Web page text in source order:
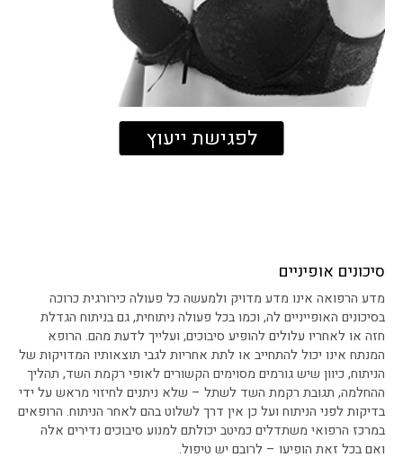
לפגישת ייעוץ
סיכונים אופיניים
מדע הרפואה אינו מדע מדויק ולמעשה כל פעולה כירורגית כרוכה
בסיכונים האופייניים לה, וכמו בכל פעולה ניתוחית, גם בניתוח הגדלת
חזה או לאחריו עלולים להופיע סיבוכים, ועלייך לדעת מהם. הרופא
המנתח אינו יכול להתחייב או לתת אחריות לגבי תוצאותיו המדויקות של
הניתוח, כיוון שיש גורמים מסוימים הקשורים לאופי רקמת השד, תהליך
ההחלמה, תגובת רקמת השד לשתל – שלא ניתנים לחיזוי מראש על ידי
בדיקות לפני הניתוח ועל כן אין דרך לשלוט בהם לאחר הניתוח. הרופאים
במרכז הרפואי משתדלים כמיטב יכולתם למנוע סיבוכים נדירים אלה
ואם בכל זאת הופיעו – לרובם יש טיפול.